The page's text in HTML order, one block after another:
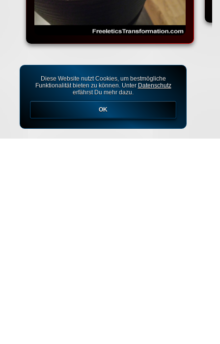
Diese Website nutzt Cookies, um bestmögliche
Funktionalität bieten zu können. Unter Datenschutz
erfährst Du mehr dazu.
OK